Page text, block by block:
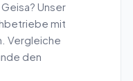
Geisa? Unser
mit
Vergleiche
den